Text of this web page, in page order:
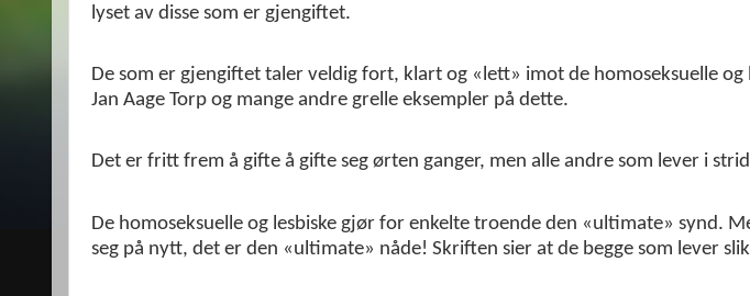
lyset av disse som er gjengiftet.
De som er gjengiftet taler veldig fort, klart og «lett» imot de homoseksuelle og
Jan Aage Torp og mange andre grelle eksempler på dette.
Det er fritt frem å gifte å gifte seg ørten ganger, men alle andre som lever i
De homoseksuelle og lesbiske gjør for enkelte troende den «ultimate» synd.
seg på nytt, det er den «ultimate» nåde! Skriften sier at de begge som lever